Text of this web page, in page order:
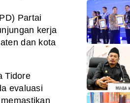
Partai
kerja
dan kota
Tidore
evaluasi